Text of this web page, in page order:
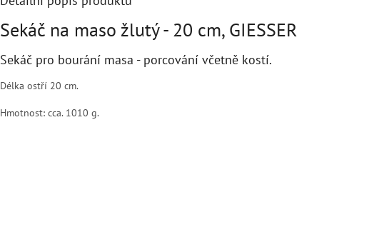
Sekáč na maso žlutý - 20 cm, GIESSER
Sekáč pro bourání masa - porcování včetně kostí.
Délka ostří 20 cm.
Hmotnost: cca. 1010 g.